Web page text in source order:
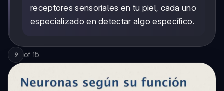
receptores sensoriales en tu piel, cada uno
especializado en detectar algo específico.
9 of 15